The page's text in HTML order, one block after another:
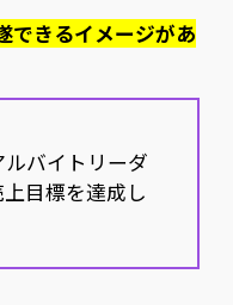
できるイメージがあ
バイトリーダ
目標を達成し